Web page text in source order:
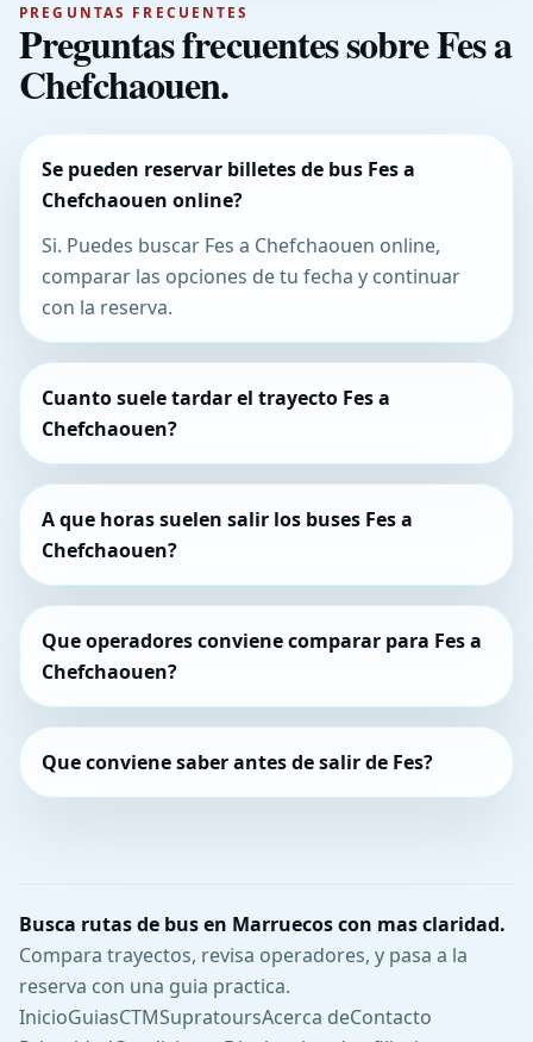
PREGUNTAS FRECUENTES
Preguntas frecuentes sobre Fes a
Chefchaouen.
Se pueden reservar billetes de bus Fes a
Chefchaouen online?
Si. Puedes buscar Fes a Chefchaouen online,
comparar las opciones de tu fecha y continuar
con la reserva.
Cuanto suele tardar el trayecto Fes a
Chefchaouen?
A que horas suelen salir los buses Fes a
Chefchaouen?
Que operadores conviene comparar para Fes a
Chefchaouen?
Que conviene saber antes de salir de Fes?
Busca rutas de bus en Marruecos con mas claridad.
Compara trayectos, revisa operadores, y pasa a la
reserva con una guia practica.
InicioGuiasCTMSupratoursAcerca deContacto